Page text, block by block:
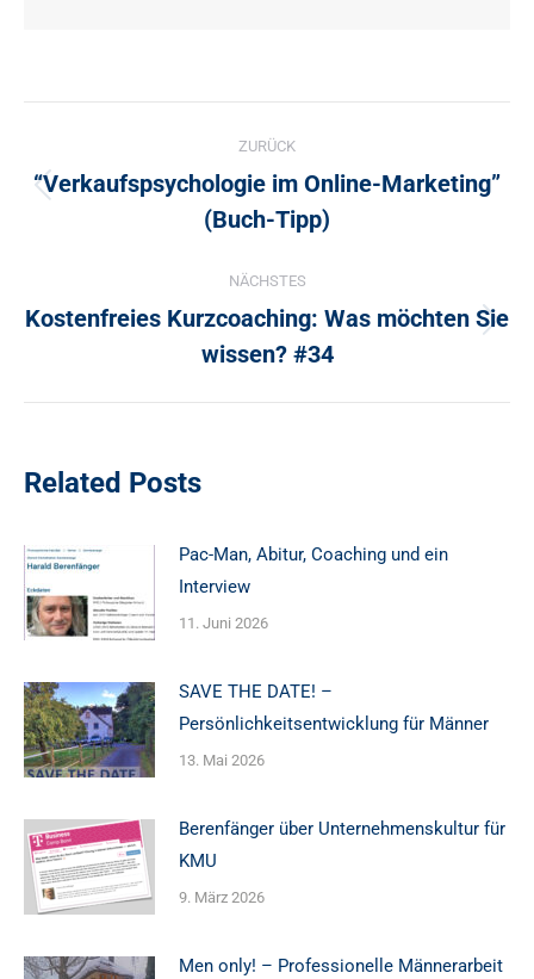
ZURÜCK
Vorheriger
Beitrag:
“Verkaufspsychologie im Online-Marketing”
(Buch-Tipp)
NÄCHSTES
Nächster
Beitrag:
Kostenfreies Kurzcoaching: Was möchten Sie
wissen? #34
Related Posts
Pac-Man, Abitur, Coaching und ein
Interview
11. Juni 2026
SAVE THE DATE! –
Persönlichkeitsentwicklung für Männer
13. Mai 2026
Berenfänger über Unternehmenskultur für
KMU
9. März 2026
Men only! – Professionelle Männerarbeit